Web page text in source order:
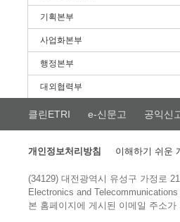
기획본부
사업화본부
행정본부
대외협력부
클린ETRI e-신문고 공익신
개인정보처리방침 이해하기 쉬운
(34129) 대전광역시 유성구 가정로
Electronics and
본 홈페이지에 게시된 이메일 주소